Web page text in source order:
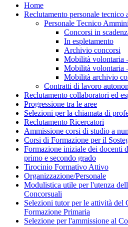
Home
Reclutamento personale
Personale Tecnico
Concorsi in
In espletamento
Archivio concorsi
Mobilità volontaria
Mobilità volontaria
Mobilità archivio
Contratti di lavoro
Reclutamento collaboratori ed
Progressione tra le aree
Selezioni per la chiamata di
Reclutamento Ricercatori
Ammissione corsi di studio a
Corsi di Formazione per il
Formazione iniziale dei docenti
primo e secondo grado
Tirocinio Formativo Attivo
Organizzazione/Personale
Modulistica utile per l'utenza
Concorsuali
Selezioni tutor per le attività del
Formazione Primaria
Selezione per l'ammissione al